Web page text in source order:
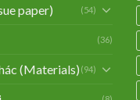
paper) (54)
(36)
(Materials) (94)